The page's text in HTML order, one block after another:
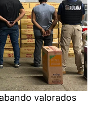
valorados